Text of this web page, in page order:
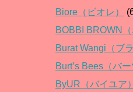
Biore（ビオレ）
BOBBI BROWN
Burat Wangi（ブ
Burt’s Bees（バー
ByUR（バイユア）